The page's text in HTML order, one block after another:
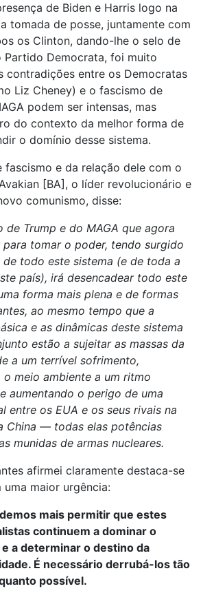
de Biden e Harris logo na
tomada de posse, juntamente com
os Clinton, dando-lhe o selo de
Partido Democrata, foi muito
contradições entre os Democratas
Liz Cheney) e o fascismo de
podem ser intensas, mas
do contexto da melhor forma de
o domínio desse sistema.
fascismo e da relação dele com o
[BA], o líder revolucionário e
comunismo, disse:
de Trump e do MAGA que agora
para tomar o poder, tendo surgido
todo este sistema (e de toda a
país), irá desencadear todo este
forma mais plena e de formas
ao mesmo tempo que a
e as dinâmicas deste sistema
estão a sujeitar as massas da
a um terrível sofrimento,
o meio ambiente a um ritmo
aumentando o perigo de uma
entre os EUA e os seus rivais na
China — todas elas potências
munidas de armas nucleares.
afirmei claramente destaca-se
uma maior urgência:
mais permitir que estes
continuem a dominar o
a determinar o destino da
É necessário derrubá-los tão
possível.